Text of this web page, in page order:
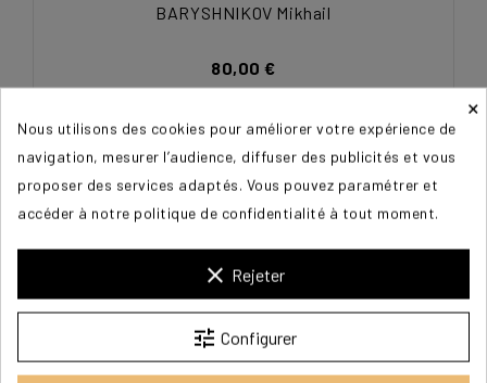
BARYSHNIKOV Mikhail
80,00 €
×
Nous utilisons des cookies pour améliorer votre expérience de
navigation, mesurer l’audience, diffuser des publicités et vous
proposer des services adaptés. Vous pouvez paramétrer et
accéder à notre politique de confidentialité à tout moment.
clear Rejeter
tune Configurer